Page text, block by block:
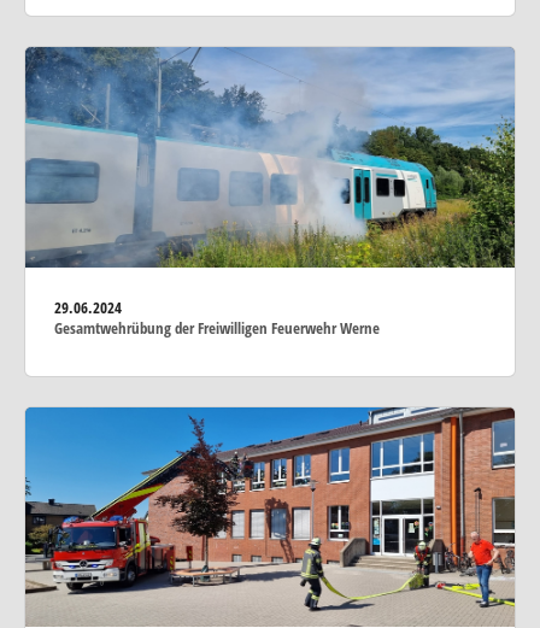
29.06.2024
Gesamtwehrübung der Freiwilligen Feuerwehr Werne